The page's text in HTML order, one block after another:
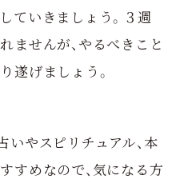
ていきましょう。３週
ませんが、やるべきこと
遂げましょう。
いやスピリチュアル、本
すめなので、気になる方